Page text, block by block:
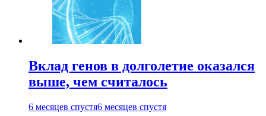
Вклад генов в долголетие оказался
выше, чем считалось
6 месяцев спустя6 месяцев спустя